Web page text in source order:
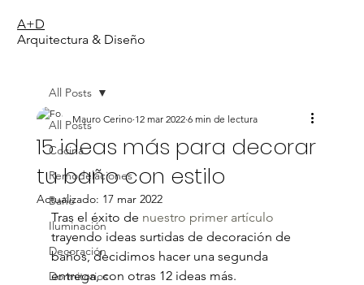
Arquitectura & Diseño
A+D
All Posts
Cocina
Remodelaciones
Baño
Iluminación
Decoración
Dormitorios
All Posts
15 ideas más para decorar
tu baño con estilo
Mauro Cerino 12 mar 2022 6 min de lectura
Actualizado: 17 mar 2022
Tras el éxito de nuestro primer artículo
trayendo ideas surtidas de decoración de
baños, decidimos hacer una segunda
entrega, con otras 12 ideas más.